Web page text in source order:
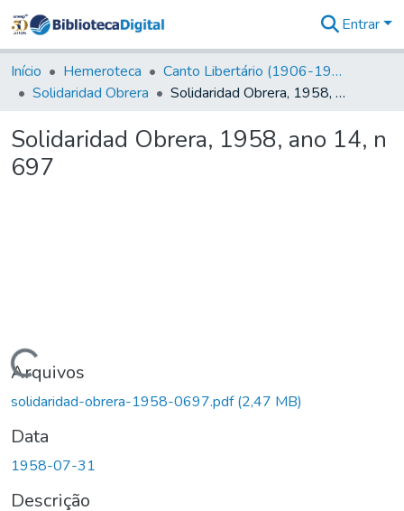
&
Coleções
Tudo na
Digital
Entrar
Início Hemeroteca
Canto Libertário (1906-1995)
Solidaridad Obrera
Solidaridad Obrera, 1958, ano 14, n 697
Solidaridad Obrera, 1958, ano 14, n
697
Carregando...
Arquivos
solidaridad-obrera-1958-0697.pdf(2,47 MB)
Data
1958-07-31
Descrição